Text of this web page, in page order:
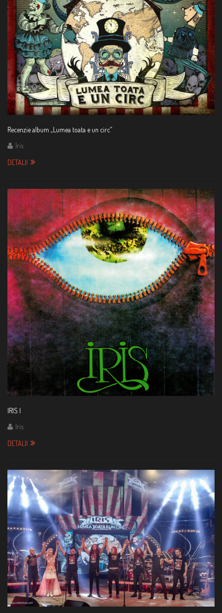
Recenzie album „Lumea toata e un circ”
Iris
DETALII
IRIS I
Iris
DETALII